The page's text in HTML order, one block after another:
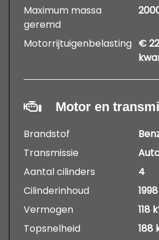
Maximum massa
geremd
Motorrijtuigenbelasting €
Motor en
Brandstof
Transmissie
Aantal cilinders
4
Cilinderinhoud
Vermogen
118
Topsnelheid
188